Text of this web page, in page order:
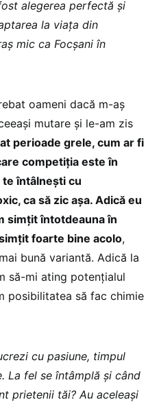
alegerea perfectă și
la viața din
mic ca Focșani în
oameni dacă m-aș
mutare și le-am zis
perioade grele, cum ar fi
competiția este în
întâlnești cu
ca să zic așa. Adică eu
simțit întotdeauna în
foarte bine acolo,
bună variantă. Adică la
să-mi ating potențialul
posibilitatea să fac chimie
cu pasiune, timpul
La fel se întâmplă și când
prietenii tăi? Au aceleași